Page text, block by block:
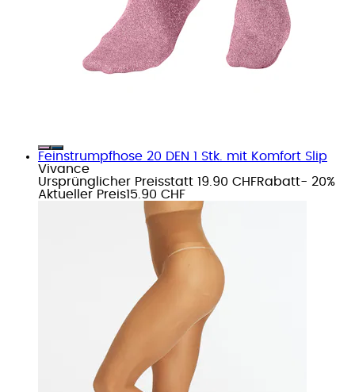
Feinstrumpfhose 20 DEN 1 Stk. mit Komfort Slip
Vivance
Ursprünglicher Preisstatt 19.90 CHFRabatt- 20%
Aktueller Preis15.90 CHF